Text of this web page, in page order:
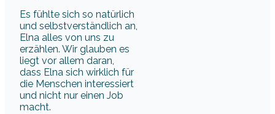
Es fühlte sich so natürlich
und selbstverständlich an,
Elna alles von uns zu
erzählen. Wir glauben es
liegt vor allem daran,
dass Elna sich wirklich für
die Menschen interessiert
und nicht nur einen Job
macht.